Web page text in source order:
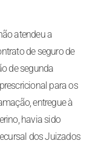
atendeu a
de seguro de
de segunda
para os
entregue à
havia sido
dos Juizados